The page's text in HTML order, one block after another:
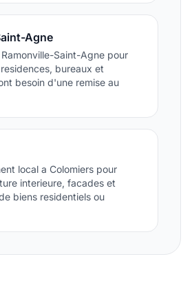
Agne
Saint-Agne pour
bureaux et
besoin d'une remise au
local a Colomiers pour
interieure, facades et
biens residentiels ou